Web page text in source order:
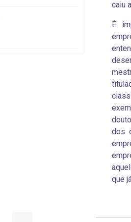
caiu
É
dos
que